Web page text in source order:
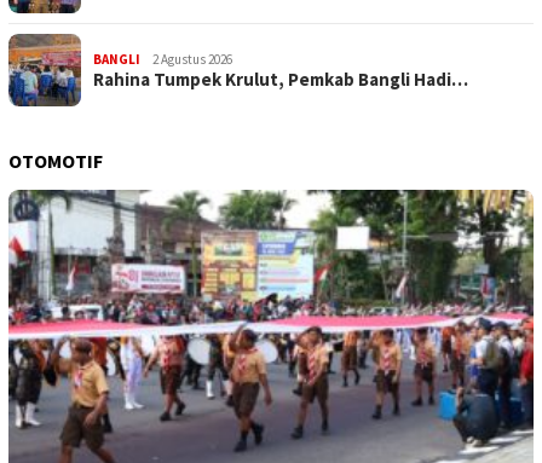
BANGLI 2 Agustus 2026
Rahina Tumpek Krulut, Pemkab Bangli Hadi…
OTOMOTIF